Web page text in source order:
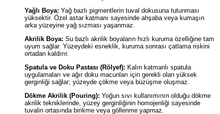
Yağlı Boya: Yağ bazlı pigmentlerin tuval dokusuna tutunması
yüksektir. Özel astar katmanı sayesinde ahşaba veya kumaşın
arka yüzeyine yağ sızması yaşanmaz.
Akrilik Boya: Su bazlı akrilik boyaların hızlı kuruma özelliğine tam
uyum sağlar. Yüzeydeki esneklik, kuruma sonrası çatlama riskini
ortadan kaldırır.
Spatula ve Doku Pastası (Rölyef): Kalın katmanlı spatula
uygulamaları ve ağır doku macunları için gerekli olan yüksek
gerginliği sağlar; yüzeyde çökme veya büzüşme oluşmaz.
Dökme Akrilik (Pouring): Yoğun sıvı kullanımının olduğu dökme
akrilik tekniklerinde, yüzey gerginliğinin homojenliği sayesinde
tuvalin ortasında birikme veya göllenme yapmaz.